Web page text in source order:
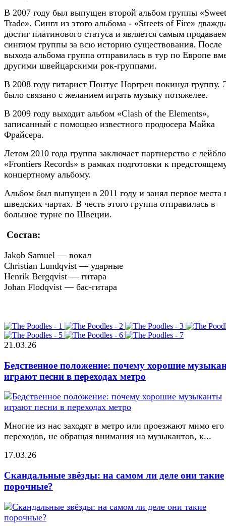
В 2007 году был выпущен второй альбом группы «Sweet
Trade». Сингл из этого альбома - «Streets of Fire»
достиг платинового статуса и является самым
синглом группы за всю историю существования. После
выхода альбома группа отправилась в тур по Европе
другими швейцарскими рок-группами.
В 2008 году гитарист Понтус Норгрен покинул группу.
было связано с желанием играть музыку потяжелее.
В 2009 году выходит альбом «Clash of the Elements»,
записанный с помощью известного продюсера Майка
Фрайсера.
Летом 2010 года группа заключает партнерство с
«Frontiers Records» в рамках подготовки к
концертному альбому.
Альбом был выпущен в 2011 году и занял первое места
шведских чартах. В честь этого группа отправилась в
большое турне по Швеции.
Состав:
Jakob Samuel — вокал
Christian Lundqvist — ударные
Henrik Bergqvist — гитара
Johan Flodqvist — бас-гитара
21.03.26
Бедственное положение: почему хорошие
играют песни в переходах метро
Многие из нас заходят в метро или проезжают мимо его
переходов, не обращая внимания на музыкантов, к...
17.03.26
Скандальные звёзды: на самом ли деле они такие
порочные?